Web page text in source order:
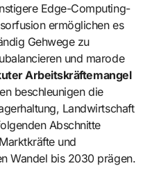
Edge-Computing-
ermöglichen es
Gehwege zu
und marode
Arbeitskräftemangel
beschleunigen die
Landwirtschaft
Abschnitte
und
Wandel bis 2030 prägen.